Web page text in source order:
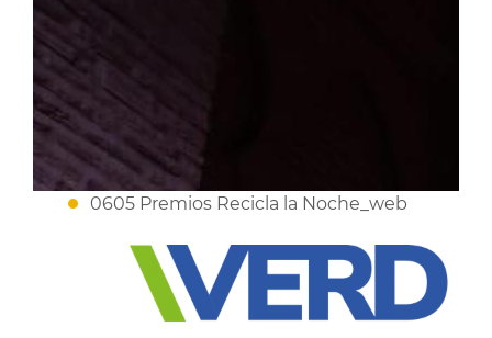
0605 Premios Recicla la Noche_web